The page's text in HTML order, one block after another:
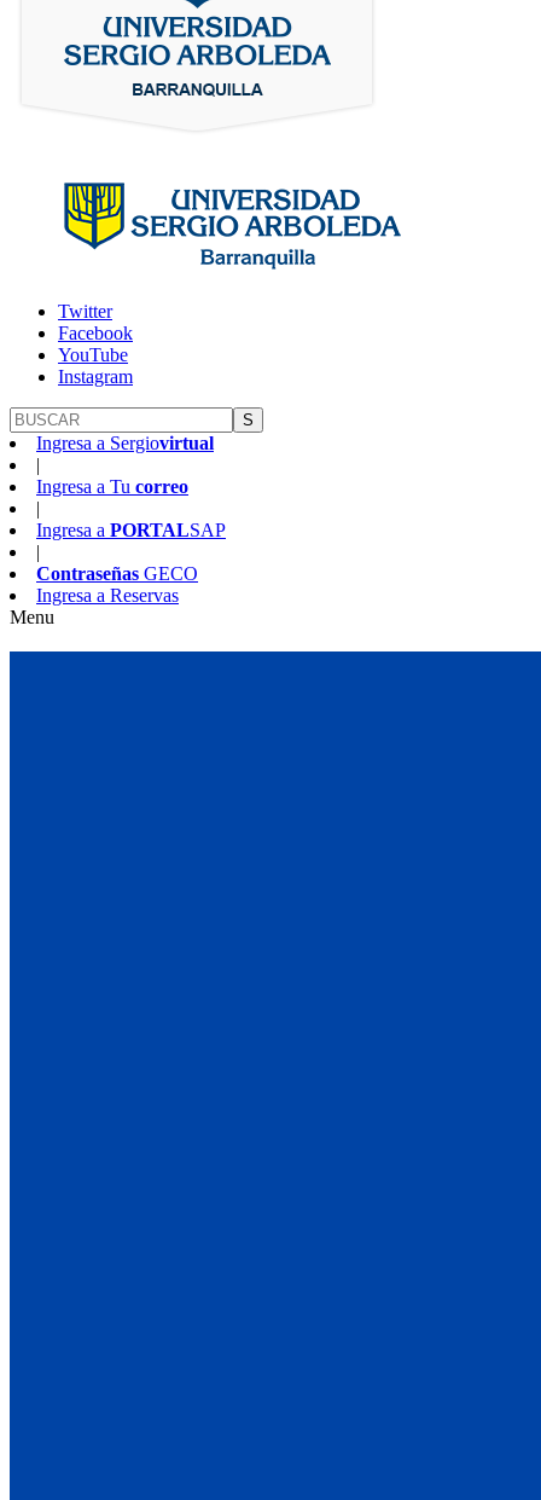
Twitter
Facebook
YouTube
Instagram
S
Ingresa a Sergiovirtual
Ingresa a Tu correo
Ingresa a PORTALSAP
Contraseñas GECO
Ingresa a Reservas
Menu